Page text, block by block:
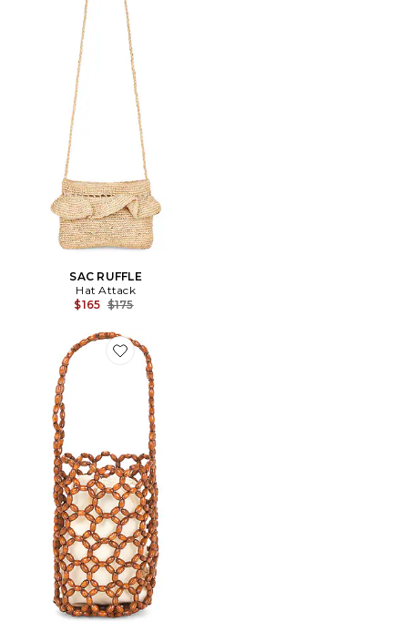
SAC RUFFLE
Hat Attack
$165 Previous price:
$175
Favorite MINI-SAC ISLA BEADED